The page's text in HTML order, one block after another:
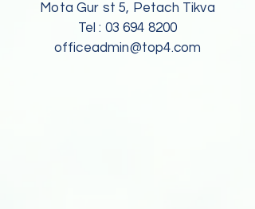
Mota Gur st 5, Petach Tikva
​Tel : 03 694 8200​
officeadmin@top4.com